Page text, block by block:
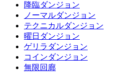
降臨ダンジョン
ノーマルダンジョン
テクニカルダンジョン
曜日ダンジョン
ゲリラダンジョン
コインダンジョン
無限回廊